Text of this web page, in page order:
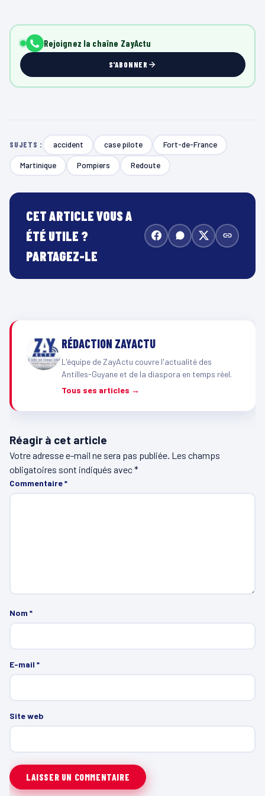
Rejoignez la chaîne ZayActu
S'ABONNER
SUJETS : accident case pilote Fort-de-France
Martinique Pompiers Redoute
CET ARTICLE VOUS A
ÉTÉ UTILE ?
PARTAGEZ-LE
RÉDACTION ZAYACTU
L'équipe de ZayActu couvre l'actualité des
Antilles-Guyane et de la diaspora en temps réel.
Tous ses articles →
Réagir à cet article
Votre adresse e-mail ne sera pas publiée. Les champs
obligatoires sont indiqués avec*
Commentaire*
Nom *
E-mail *
Site web